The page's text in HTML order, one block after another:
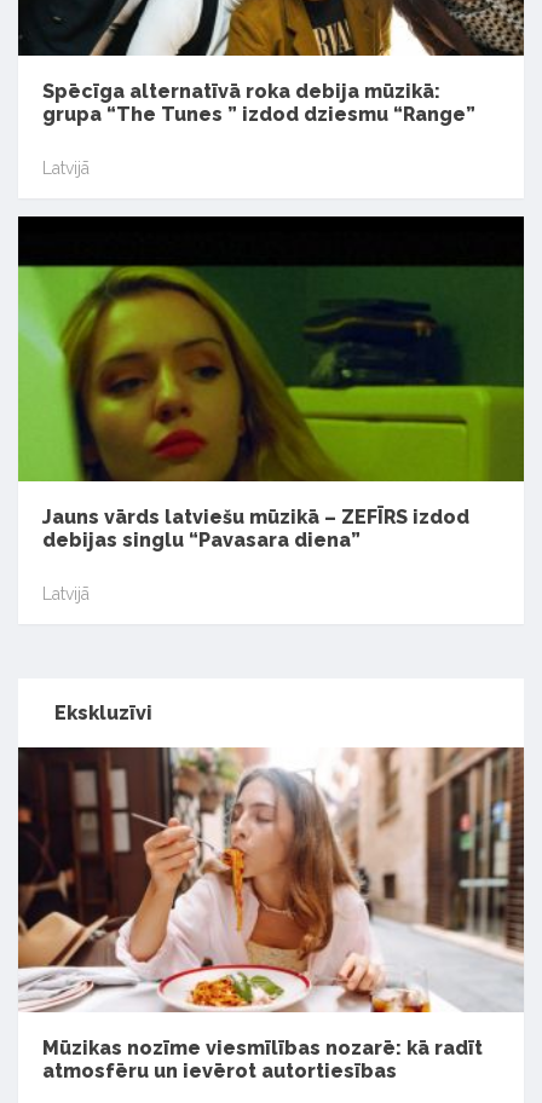
Spēcīga alternatīvā roka debija mūzikā:
grupa “The Tunes ” izdod dziesmu “Range”
Latvijā
Jauns vārds latviešu mūzikā – ZEFĪRS izdod
debijas singlu “Pavasara diena”
Latvijā
Ekskluzīvi
Mūzikas nozīme viesmīlības nozarē: kā radīt
atmosfēru un ievērot autortiesības